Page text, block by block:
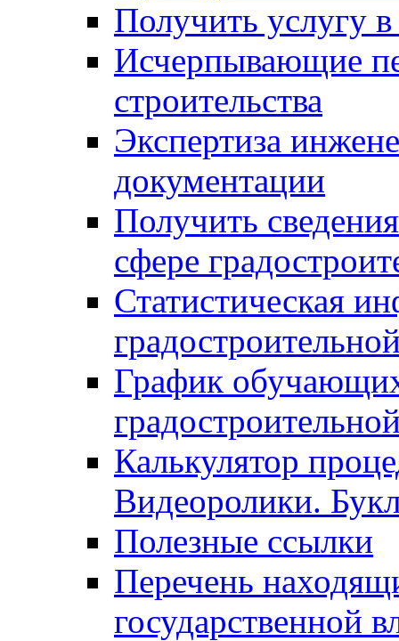
Получить услугу в
Исчерпывающие
строительства
Экспертиза
документации
Получить
сфере
Статистическая
График
Калькулятор
Видеоролики.
Полезные ссылки
Перечень
государственной